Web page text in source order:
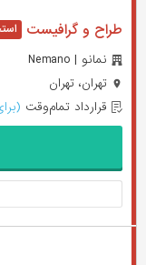
طراح و گرافیست
نمانو | Nemano
تهران، تهران
قرارداد تمام‌وقت